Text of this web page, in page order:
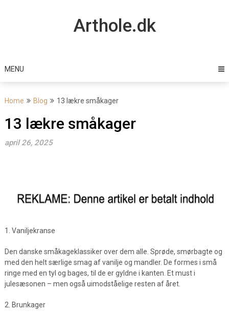
Arthole.dk
MENU
Home Blog 13 lækre småkager
13 lækre småkager
april 26, 2025
1. Vaniljekranse
Den danske småkageklassiker over dem alle. Sprøde, smørbagte og
med den helt særlige smag af vanilje og mandler. De formes i små
ringe med en tyl og bages, til de er gyldne i kanten. Et must i
julesæsonen – men også uimodståelige resten af året.
2. Brunkager